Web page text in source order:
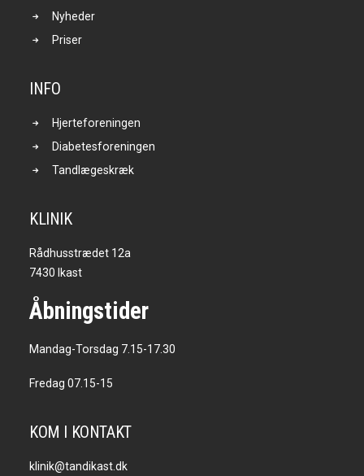
Nyheder
Priser
INFO
Hjerteforeningen
Diabetesforeningen
Tandlægeskræk
KLINIK
Rådhusstrædet 12a
7430 Ikast
Åbningstider
Mandag-Torsdag 7.15-17.30
Fredag 07.15-15
KOM I KONTAKT
klinik@tandikast.dk